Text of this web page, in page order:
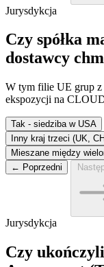
Jurysdykcja
Czy spółka
dostawcy
W tym filie UE grup z
ekspozycji na
Tak - siedziba w USA
Inny kraj trzeci (UK,
Mieszane między
← Poprzedni
Jurysdykcja
Czy